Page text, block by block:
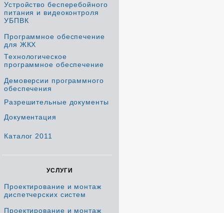
Устройство бесперебойного
питания и видеоконтроля
УБПВК
Программное обеспечение
для ЖКХ
Технологическое
программное обеспечение
Демоверсии программного
обеспечения
Разрешительные документы
Документация
Каталог 2011
УСЛУГИ
Проектирование и монтаж
диспетчерских систем
Проектирование и монтаж